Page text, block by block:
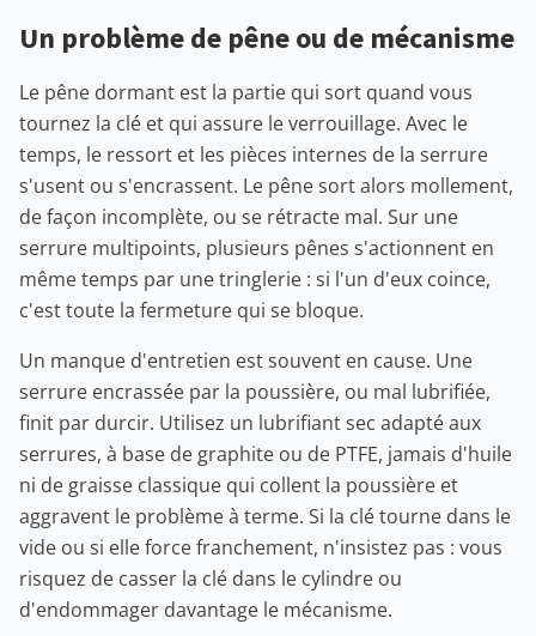
Un problème de pêne ou de mécanisme
Le pêne dormant est la partie qui sort quand vous
tournez la clé et qui assure le verrouillage. Avec le
temps, le ressort et les pièces internes de la serrure
s'usent ou s'encrassent. Le pêne sort alors mollement,
de façon incomplète, ou se rétracte mal. Sur une
serrure multipoints, plusieurs pênes s'actionnent en
même temps par une tringlerie : si l'un d'eux coince,
c'est toute la fermeture qui se bloque.
Un manque d'entretien est souvent en cause. Une
serrure encrassée par la poussière, ou mal lubrifiée,
finit par durcir. Utilisez un lubrifiant sec adapté aux
serrures, à base de graphite ou de PTFE, jamais d'huile
ni de graisse classique qui collent la poussière et
aggravent le problème à terme. Si la clé tourne dans le
vide ou si elle force franchement, n'insistez pas : vous
risquez de casser la clé dans le cylindre ou
d'endommager davantage le mécanisme.